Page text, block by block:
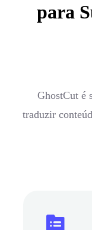
para
GhostCut é
traduzir